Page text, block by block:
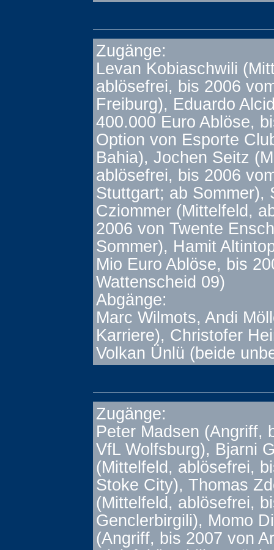
Zugänge:
Levan Kobiaschwili
ablösefrei, bis 2006
Freiburg), Eduardo
400.000 Euro Ablöse,
Option von Esporte
Bahia), Jochen Seitz
ablösefrei, bis 2006
Stuttgart; ab Sommer),
Cziommer (Mittelfeld,
2006 von Twente
Sommer), Hamit
Mio Euro Ablöse, bis
Wattenscheid 09)
Abgänge:
Marc Wilmots, Andi
Karriere), Christofer
Volkan Ünlü (beide
Zugänge:
Peter Madsen (Angriff,
VfL Wolfsburg), Bjarni
(Mittelfeld, ablösefrei,
Stoke City), Thomas
(Mittelfeld, ablösefrei,
Genclerbirgili), Momo
(Angriff, bis 2007 von